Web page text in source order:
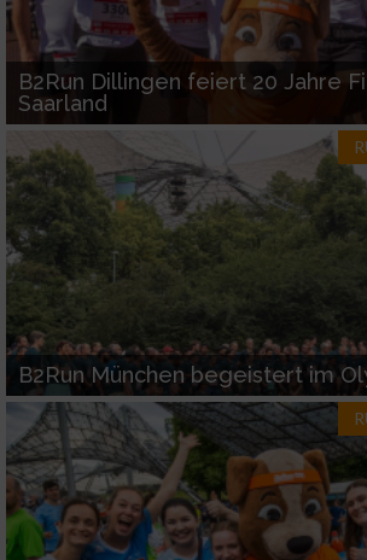
B2Run Dillingen feiert 20 Jahre
Saarland
B2Run München begeistert im